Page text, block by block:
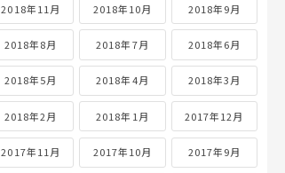
2018年11月 2018年10月 2018年9月
2018年8月 2018年7月 2018年6月
2018年5月 2018年4月 2018年3月
2018年2月 2018年1月 2017年12月
2017年11月 2017年10月 2017年9月